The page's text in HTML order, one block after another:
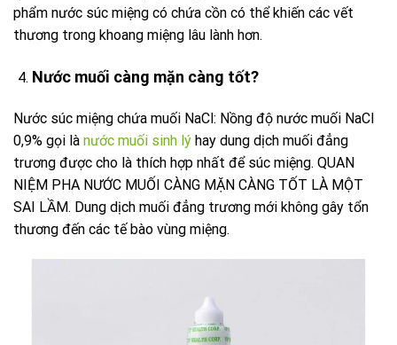
phẩm nước súc miệng có chứa cồn có thể khiến các vết
thương trong khoang miệng lâu lành hơn.
Nước muối càng mặn càng tốt?
Nước súc miệng chứa muối NaCl: Nồng độ nước muối NaCl
0,9% gọi là nước muối sinh lý hay dung dịch muối đẳng
trương được cho là thích hợp nhất để súc miệng. QUAN
NIỆM PHA NƯỚC MUỐI CÀNG MẶN CÀNG TỐT LÀ MỘT
SAI LẦM. Dung dịch muối đẳng trương mới không gây tổn
thương đến các tế bào vùng miệng.